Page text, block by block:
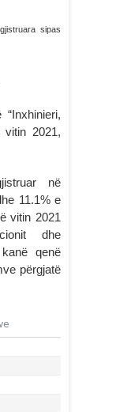
sipas
vitin 2021,
në
11.1% e
vitin 2021
dhe
qenë
përgjatë